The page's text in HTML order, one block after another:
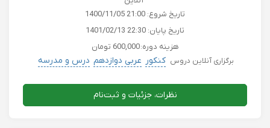
تاریخ شروع: 1400/11/05 21:00
تاریخ پایان: 1401/02/13 22:30
هزینه دوره:600,000 تومان
برگزاری آنلاین دروس کنکور عربی دوازدهم درس و مدرسه
نظرات، جزئیات و ثبت‌نام